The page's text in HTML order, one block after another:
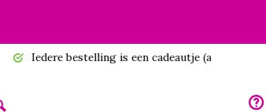
Iedere bestelling is een cadeautje (aan jezelf)!